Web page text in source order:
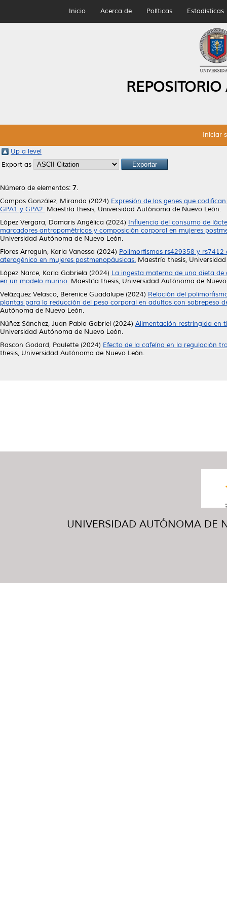
Inicio Acerca de Políticas Estadísticas
Iniciar
Up a level
Export as
Número de elementos: 7.
Campos González, Miranda (2024) Expresión de los genes que
GPA1 y GPA2. Maestría thesis, Universidad Autónoma de Nuevo León.
López Vergara, Damaris Angélica (2024) Influencia del consumo de
marcadores antropométricos y composición corporal en mujeres
Universidad Autónoma de Nuevo León.
Flores Arreguín, Karla Vanessa (2024) Polimorfismos rs429358 y
aterogénico en mujeres postmenopáusicas. Maestría thesis,
López Narce, Karla Gabriela (2024) La ingesta materna de una dieta
en un modelo murino. Maestría thesis, Universidad Autónoma de
Velázquez Velasco, Berenice Guadalupe (2024) Relación del
plantas para la reducción del peso corporal en adultos con sobrepeso
Autónoma de Nuevo León.
Núñez Sánchez, Juan Pablo Gabriel (2024) Alimentación restringida en
Universidad Autónoma de Nuevo León.
Rascon Godard, Paulette (2024) Efecto de la cafeína en la regulación
thesis, Universidad Autónoma de Nuevo León.
UNIVERSIDAD AUTÓNOMA DE